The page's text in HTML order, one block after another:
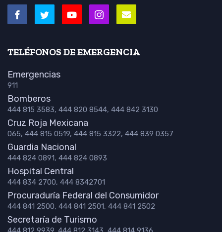
TELÉFONOS DE EMERGENCIA
Emergencias
911
Bomberos
444 815 3583, 444 820 8544, 444 842 3130
Cruz Roja Mexicana
065, 444 815 0519, 444 815 3322, 444 839 0357
Guardia Nacional
444 824 0891, 444 824 0893
Hospital Central
444 834 2700, 444 8342701
Procuraduría Federal del Consumidor
444 841 2500, 444 841 2501, 444 841 2502
Secretaría de Turismo